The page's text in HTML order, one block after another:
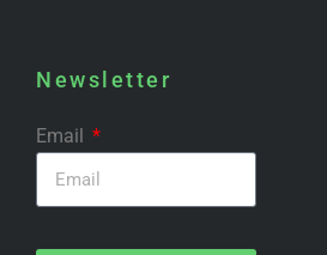
Newsletter
Email